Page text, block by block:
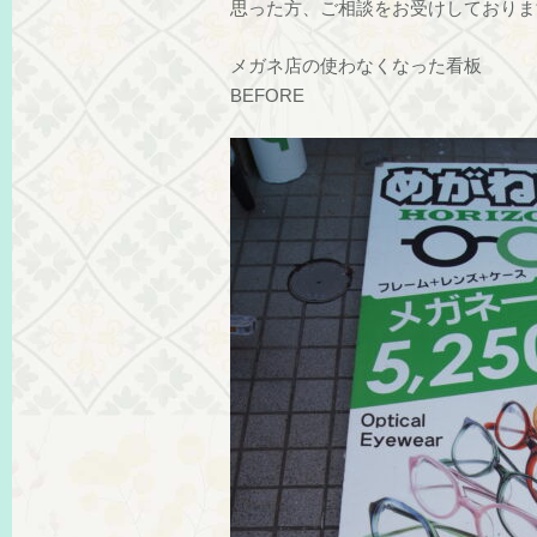
思った方、ご相談をお受けしており
メガネ店の使わなくなった看板
BEFORE